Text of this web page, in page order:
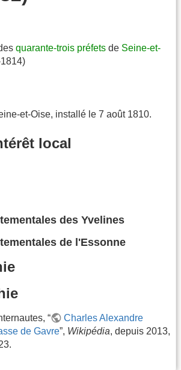
quarante-trois préfets de Seine-et-
et-Oise, installé le 7 août 1810.
local
des Yvelines
de l'Essonne
“
Charles Alexandre
de Gavre”, Wikipédia, depuis 2013,